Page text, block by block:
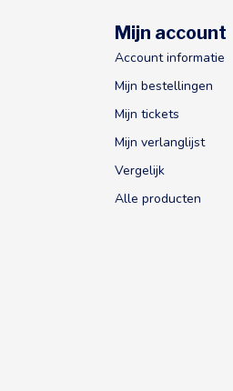
Mijn account
Account informatie
Mijn bestellingen
Mijn tickets
Mijn verlanglijst
Vergelijk
Alle producten